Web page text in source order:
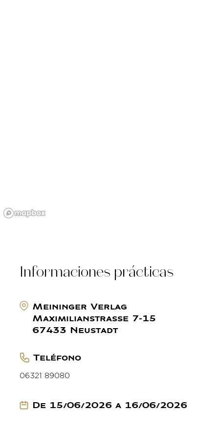
Informaciones prácticas
Meininger Verlag
Maximilianstrasse 7-15
67433 Neustadt
Teléfono
06321 89080
De 15/06/2026 a 16/06/2026